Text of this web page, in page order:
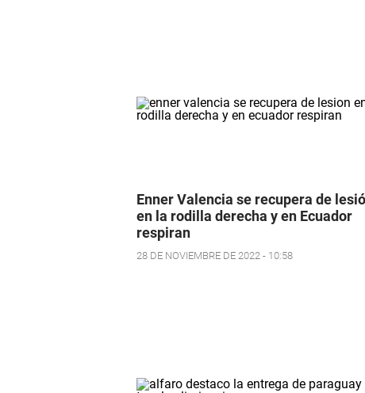
Enner Valencia se recupera de
en la rodilla derecha y en Ecuador
respiran
28 DE NOVIEMBRE DE 2022 - 10:58